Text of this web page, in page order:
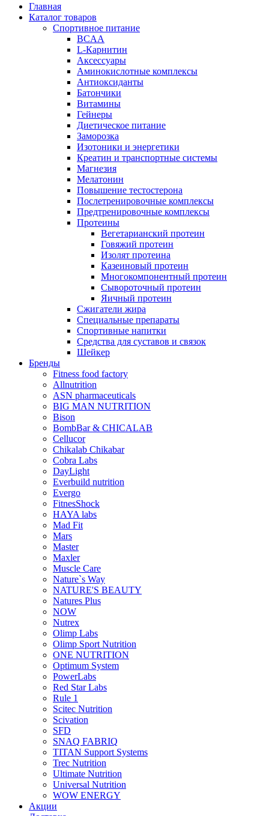
Главная
Каталог товаров
Спортивное питание
BCAA
L-Карнитин
Аксессуары
Аминокислотные комплексы
Антиоксиданты
Батончики
Витамины
Гейнеры
Диетическое питание
Заморозка
Изотоники и энергетики
Креатин и транспортные системы
Магнезия
Мелатонин
Повышение тестостерона
Послетренировочные комплексы
Предтренировочные комплексы
Протеины
Вегетарианский протеин
Говяжий протеин
Изолят протеина
Казеиновый протеин
Многокомпонентный протеин
Сывороточный протеин
Яичный протеин
Сжигатели жира
Специальные препараты
Спортивные напитки
Средства для суставов и связок
Шейкер
Бренды
Fitness food factory
Allnutrition
ASN pharmaceuticals
BIG MAN NUTRITION
Bison
BombBar & CHICALAB
Cellucor
Chikalab Chikabar
Cobra Labs
DayLight
Everbuild nutrition
Evergo
FitnesShock
HAYA labs
Mad Fit
Mars
Master
Maxler
Muscle Care
Nature`s Way
NATURE'S BEAUTY
Natures Plus
NOW
Nutrex
Olimp Labs
Olimp Sport Nutrition
ONE NUTRITION
Optimum System
PowerLabs
Red Star Labs
Rule 1
Scitec Nutrition
Scivation
SFD
SNAQ FABRIQ
TITAN Support Systems
Trec Nutrition
Ultimate Nutrition
Universal Nutrition
WOW ENERGY
Акции